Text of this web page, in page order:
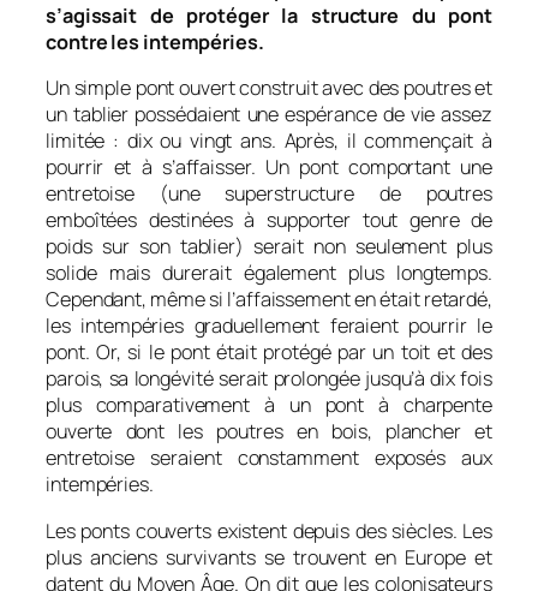
s’agissait de protéger la structure du pont
contre les intempéries.
Un simple pont ouvert construit avec des poutres et
un tablier possédaient une espérance de vie assez
limitée : dix ou vingt ans. Après, il commençait à
pourrir et à s’affaisser. Un pont comportant une
entretoise (une superstructure de poutres
emboîtées destinées à supporter tout genre de
poids sur son tablier) serait non seulement plus
solide mais durerait également plus longtemps.
Cependant, même si l’affaissement en était retardé,
les intempéries graduellement feraient pourrir le
pont. Or, si le pont était protégé par un toit et des
parois, sa longévité serait prolongée jusqu’à dix fois
plus comparativement à un pont à charpente
ouverte dont les poutres en bois, plancher et
entretoise seraient constamment exposés aux
intempéries.
Les ponts couverts existent depuis des siècles. Les
plus anciens survivants se trouvent en Europe et
datent du Moyen Âge. On dit que les colonisateurs